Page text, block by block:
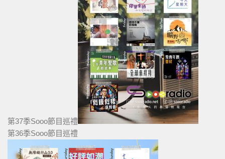
第37季Sooo節目巡禮
第36季Sooo節目巡禮